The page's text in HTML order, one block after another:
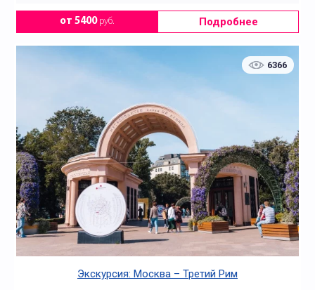
от 5400руб. Подробнее
6366
Экскурсия: Москва – Третий Рим